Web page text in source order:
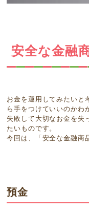
安全な金融
お金を運用してみたいと
ら手をつけていいのかわ
失敗して大切なお金を失
たいものです。
今回は、「安全な金融商
預金